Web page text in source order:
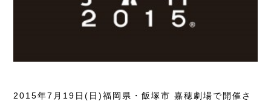
2015年7月19日(日)福岡県・飯塚市 嘉穂劇場で開催さ